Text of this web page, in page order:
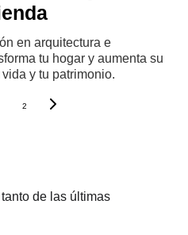
en arquitectura e
tu hogar y aumenta su
y tu patrimonio.
2
de las últimas